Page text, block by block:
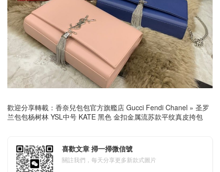
歡迎分享轉載： 香奈兒包包官方旗艦店 Gucci Fendi Chanel » 圣罗
兰包包杨树林 YSL中号 KATE 黑色 金扣金属流苏款平纹真皮挎包
喜歡文章 掃一掃微信號
關註我們，每天分享更多新款式圖片